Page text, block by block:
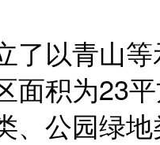
以青山等
面积为23
、公园绿